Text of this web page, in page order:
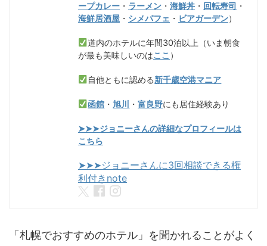
ープカレー ・ ラーメン ・ 海鮮丼 ・ 回転寿司 ・
海鮮居酒屋 ・ シメパフェ ・ ビアガーデン）
道内のホテルに年間30泊以上（いま朝食
が最も美味しいのはここ ）
自他ともに認める新千歳空港マニア
函館 ・旭川 ・富良野にも居住経験あり
➤➤➤ジョニーさんの詳細なプロフィールは
こちら
➤➤➤ジョニーさんに3回相談できる権
利付きnote
「札幌でおすすめのホテル」を聞かれることがよく